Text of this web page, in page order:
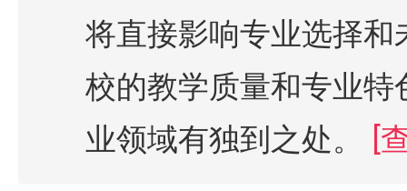
将直接影响专业选择
校的教学质量和专业
业领域有独到之处。
[